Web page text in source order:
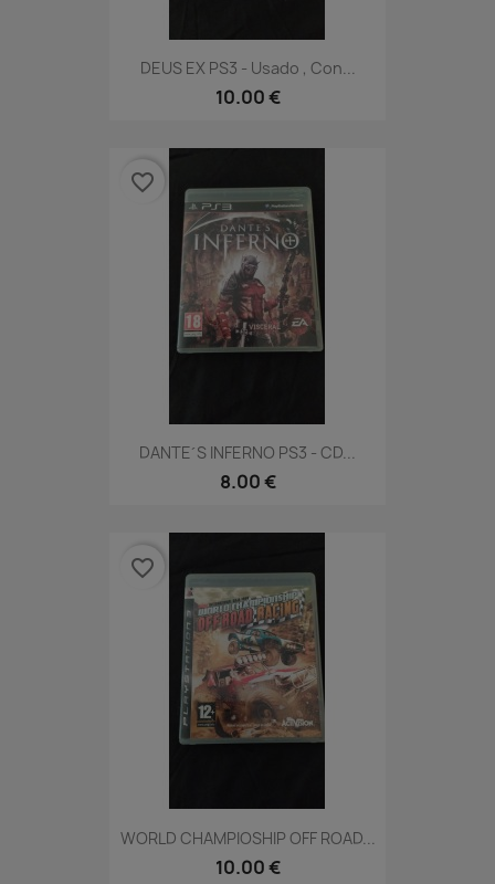
DEUS EX PS3 - Usado , Con...
10.00 €
DANTE´S INFERNO PS3 - CD...
8.00 €
favorite_border
WORLD CHAMPIOSHIP OFF ROAD...
10.00 €
favorite_border